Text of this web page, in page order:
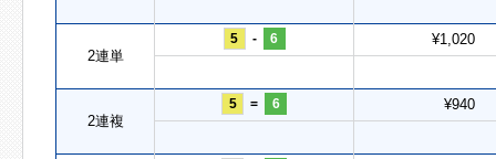
2連単
5 - 6 ¥1,020
2連複
5 = 6 ¥940